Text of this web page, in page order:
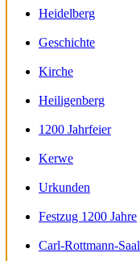
Heidelberg
Geschichte
Kirche
Heiligenberg
1200 Jahrfeier
Kerwe
Urkunden
Festzug 1200 Jahre
Carl-Rottmann-Saal